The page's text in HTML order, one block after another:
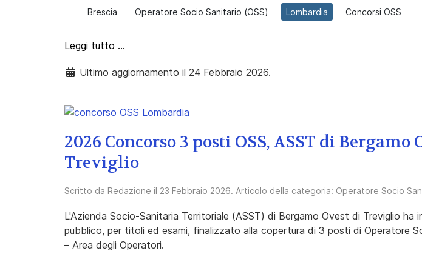
Brescia Operatore Socio Sanitario (OSS) Lombardia Concorsi OSS
Leggi tutto …
Ultimo aggiornamento il 24 Febbraio 2026.
2026 Concorso 3 posti OSS, ASST di Bergamo
Treviglio
Scritto da Redazione il 23 Febbraio 2026. Articolo della categoria: Operatore Socio
L'Azienda Socio-Sanitaria Territoriale (ASST) di Bergamo Ovest di Treviglio ha
pubblico, per titoli ed esami, finalizzato alla copertura di 3 posti di Operatore
– Area degli Operatori.